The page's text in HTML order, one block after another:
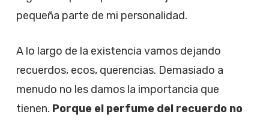
pequeña parte de mi personalidad.
A lo largo de la existencia vamos dejando
recuerdos, ecos, querencias. Demasiado a
menudo no les damos la importancia que
tienen. Porque el perfume del recuerdo no